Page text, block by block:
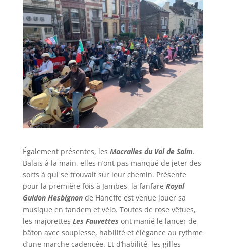
Également présentes, les Macralles du Val de Salm.
Balais à la main, elles n’ont pas manqué de jeter des
sorts à qui se trouvait sur leur chemin. Présente
pour la première fois à Jambes, la fanfare Royal
Guidon Hesbignonde Haneffe est venue jouer sa
musique en tandem et vélo. Toutes de rose vêtues,
les majorettes Les Fauvettes ont manié le lancer de
bâton avec souplesse, habilité et élégance au rythme
d’une marche cadencée. Et d’habilité, les gilles